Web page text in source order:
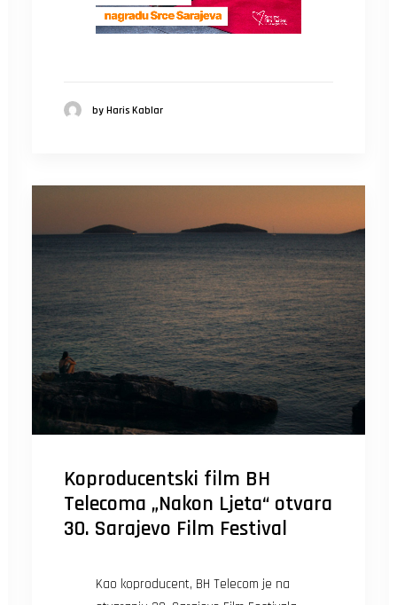
by Haris Kablar
Koproducentski film BH
Telecoma „Nakon Ljeta“ otvara
30. Sarajevo Film Festival
Kao koproducent, BH Telecom je na